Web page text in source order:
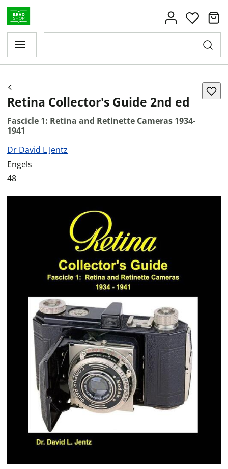
Retina Collector's Guide 2nd ed
Fascicle 1: Retina and Retinette Cameras 1934-
1941
Dr David L Jentz
Engels
48